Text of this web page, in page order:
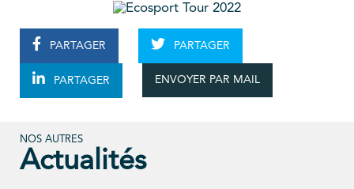
PARTAGER PARTAGER
PARTAGER ENVOYER PAR MAIL
NOS AUTRES
Actualités